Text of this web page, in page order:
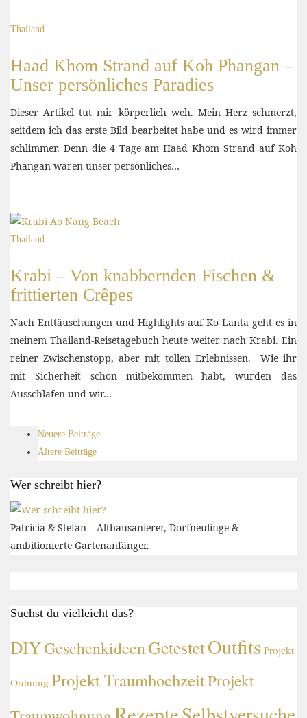
Thailand
Haad Khom Strand auf Koh Phangan –
Unser persönliches Paradies
Dieser Artikel tut mir körperlich weh. Mein Herz schmerzt,
seitdem ich das erste Bild bearbeitet habe und es wird immer
schlimmer. Denn die 4 Tage am Haad Khom Strand auf Koh
Phangan waren unser persönliches…
Thailand
Krabi – Von knabbernden Fischen &
frittierten Crêpes
Nach Enttäuschungen und Highlights auf Ko Lanta geht es in
meinem Thailand-Reisetagebuch heute weiter nach Krabi. Ein
reiner Zwischenstopp, aber mit tollen Erlebnissen. Wie ihr
mit Sicherheit schon mitbekommen habt, wurden das
Ausschlafen und wir…
Neuere Beiträge
Ältere Beiträge
Wer schreibt hier?
Patricia & Stefan – Altbausanierer, Dorfneulinge &
ambitionierte Gartenanfänger.
Suchst du vielleicht das?
DIYGeschenkideenGetestetOutfits Projekt
Ordnung Projekt TraumhochzeitProjekt